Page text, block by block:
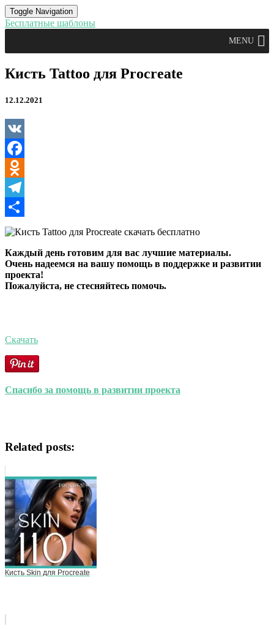
Toggle Navigation
Бесплатные шаблоны
MENU
Кисть
Tattoo
Procreate
Кисть Tattoo для Procreate
12.12.2021
VK
Facebook
Odnoklassniki
Telegram
Отправить
Каждый день готовим для вас лучшие материалы.
Очень надеемся на вашу помощь в поддержке и развитии
проекта!
Пожалуйста, не стесняйтесь помочь.
Скачать
Спасибо за помощь в развитии проекта
Related posts:
Кисть Skin для Procreate